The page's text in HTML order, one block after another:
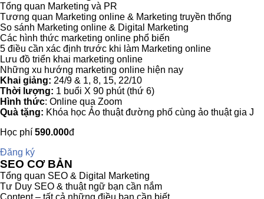
Tổng quan Marketing và PR
Tương quan Marketing online & Marketing truyền thống
So sánh Marketing online & Digital Marketing
Các hình thức marketing online phổ biến
5 điều cần xác định trước khi làm Marketing online
Lưu đồ triển khai marketing online
Những xu hướng marketing online hiện nay
Khai giảng: 24/9 & 1, 8, 15, 22/10
Thời lượng: 1 buổi X 90 phút (thứ 6)
Hình thức: Online qua Zoom
Quà tặng: Khóa học Ảo thuật đường phố cùng ảo thuật gia J
Học phí 590.000đ
Đăng ký
SEO CƠ BẢN
Tổng quan SEO & Digital Marketing
Tư Duy SEO & thuật ngữ bạn cần nắm
Content – tất cả những điều bạn cần biết